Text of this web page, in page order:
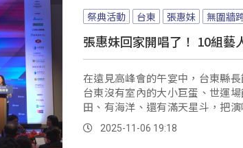
祭典活動 台東 張惠妹 無圍牆
張惠妹回家開唱了！ 10組藝
在遠見高峰會的午宴中，台東縣
台東沒有室內的大小巨蛋、世運
田、有海洋、還有滿天星斗，把
方共生。
2025-11-06 19:18